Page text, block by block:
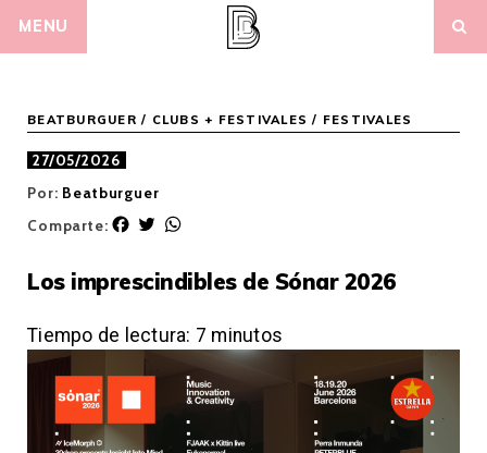
MENU
BEATBURGUER / CLUBS + FESTIVALES / FESTIVALES
27/05/2026
Por: Beatburguer
Comparte:
F
e
o
o
k
T
t
e
r
t
A
p
p
Los imprescindibles de Sónar 2026
Tiempo de lectura: 7 minutos